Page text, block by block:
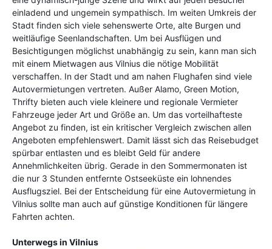
einladend und ungemein sympathisch. Im weiten Umkreis der
Stadt finden sich viele sehenswerte Orte, alte Burgen und
weitläufige Seenlandschaften. Um bei Ausflügen und
Besichtigungen möglichst unabhängig zu sein, kann man sich
mit einem Mietwagen aus Vilnius die nötige Mobilität
verschaffen. In der Stadt und am nahen Flughafen sind viele
Autovermietungen vertreten. Außer Alamo, Green Motion,
Thrifty bieten auch viele kleinere und regionale Vermieter
Fahrzeuge jeder Art und Größe an. Um das vorteilhafteste
Angebot zu finden, ist ein kritischer Vergleich zwischen allen
Angeboten empfehlenswert. Damit lässt sich das Reisebudget
spürbar entlasten und es bleibt Geld für andere
Annehmlichkeiten übrig. Gerade in den Sommermonaten ist
die nur 3 Stunden entfernte Ostseeküste ein lohnendes
Ausflugsziel. Bei der Entscheidung für eine Autovermietung in
Vilnius sollte man auch auf günstige Konditionen für längere
Fahrten achten.
Unterwegs in Vilnius